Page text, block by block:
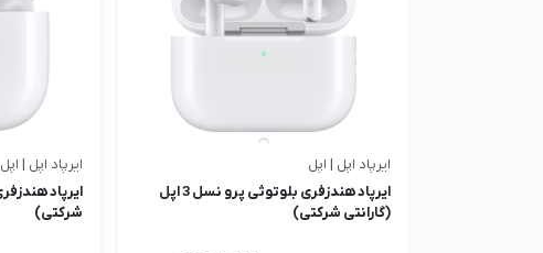
خواندنی ها
ایرپاد اپل | اپل
ایرپاد هندزفری بلوتوثی پرو نسل 3 اپل
(گارانتی شرکتی)
ایرپاد اپل | اپل
شرکتی)